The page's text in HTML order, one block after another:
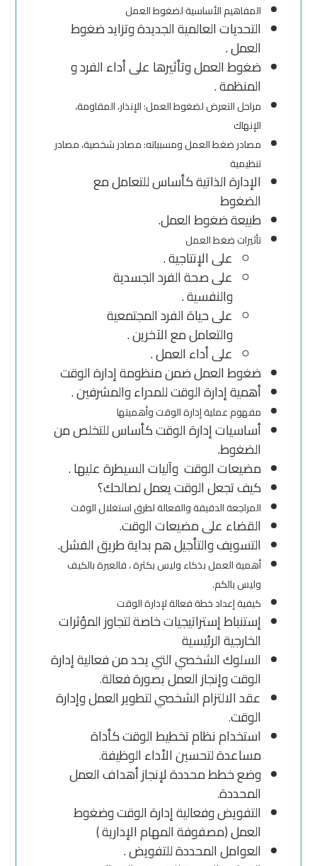
المفاهيم الأساسية لضغوط العمل
التحديات العالمية الجديدة وتزايد ضغوط
العمل .
ضغوط العمل وتأثيرها على أداء الفرد و
المنظمة .
مراحل التعرض لضغوط العمل: الإنذار، المقاومة،
الإنهاك
مصادر ضغط العمل ومسبباته: مصادر شخصية، مصادر
تنظيمية
الإدارة الذاتية كأساس للتعامل مع
الضغوط
طبيعة ضغوط العمل.
تأثيرات ضغط العمل
على الإنتاجية .
على صحة الفرد الجسدية
والنفسية .
على حياة الفرد المجتمعية
والتعامل مع الآخرين .
على أداء العمل .
ضغوط العمل ضمن منظومة إدارة الوقت
أهمية إدارة الوقت للمدراء والمشرفين .
مفهوم عملية إدارة الوقت وأهميتها
أساسيات إدارة الوقت كأساس للتخلص من
الضغوط.
مضيعات الوقت وآليات السيطرة عليها .
كيف تجعل الوقت يعمل لصالحك؟
المراجعة الدقيقة والفعالة لطرق استغلال الوقت
القضاء على مضيعات الوقت.
التسويف والتأجيل هم بداية طريق الفشل.
أهمية العمل بذكاء وليس بكثرة ، فالعبرة بالكيف
وليس بالكم.
كيفية إعداد خطة فعالة لإدارة الوقت
إستنباط إستراتيجيات خاصة لتجاوز المؤثرات
الخارجية الرئيسية
السلوك الشخصي التي يحد من فعالية إدارة
الوقت وإنجاز العمل بصورة فعالة.
عقد الالتزام الشخصي لتطوير العمل وإدارة
الوقت.
استخدام نظام تخطيط الوقت كأداة
مساعدة لتحسين الأداء الوظيفة.
وضع خطط محددة لإنجاز أهداف العمل
المحددة.
التفويض وفعالية إدارة الوقت وضغوط
العمل (مصفوفة المهام الإدارية )
العوامل المحددة للتفويض .